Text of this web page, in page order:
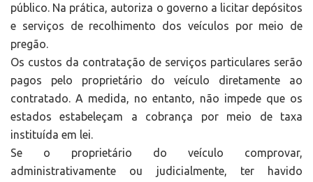
público. Na prática, autoriza o governo a licitar depósitos
e serviços de recolhimento dos veículos por meio de
pregão.
Os custos da contratação de serviços particulares serão
pagos pelo proprietário do veículo diretamente ao
contratado. A medida, no entanto, não impede que os
estados estabeleçam a cobrança por meio de taxa
instituída em lei.
Se o proprietário do veículo comprovar,
administrativamente ou judicialmente, ter havido